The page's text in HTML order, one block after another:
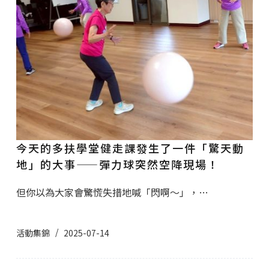
今天的多扶學堂健走課發生了一件「驚天動
地」的大事——彈力球突然空降現場！
但你以為大家會驚慌失措地喊「閃啊～」，…
活動集錦 2025-07-14